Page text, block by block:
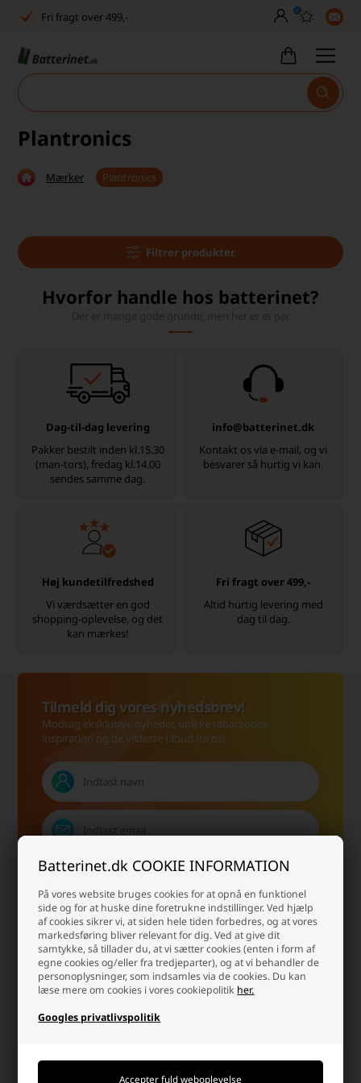
Batterinet.dk COOKIE INFORMATION
På vores website bruges cookies for at opnå en funktionel
side og for at huske dine foretrukne indstillinger. Ved hjælp
af cookies sikrer vi, at siden hele tiden forbedres, og at vores
markedsføring bliver relevant for dig. Ved at give dit
samtykke, så tillader du, at vi sætter cookies (enten i form af
egne cookies og/eller fra tredjeparter), og at vi behandler de
personoplysninger, som indsamles via de cookies. Du kan
læse mere om cookies i vores cookiepolitik her.
Googles privatlivspolitik
Fri fragt over 499,-
Dag-til-dag levering
0
Plantronics
Mærker Plantronics
Filtrer produkter
Hvorfor handle hos batterinet?
Dag-til-dag levering
Pakker bestilt inden kl.15.30
(man-tors), fredag kl.14.00
sendes samme dag.
info@batterinet.dk
Kontakt os via e-mail, og vi
besvarer så hurtig vi kan.
Høj kundetilfredshed
Vi værdsætter en god
shopping-oplevelse, og det
kan mærkes!
Fri fragt over 499,-
Altid hurtig levering med
dag til dag.
Tilmeld dig vores nyhedsbrev!
Modtag eksklusive nyheder, unikke rabatkoder,
inspiration og de vildeste tilbud fra os!
Ja tak, jeg ønsker at modtage nyhedsbreve og
skræddersyet markedsføring fra Batterinet.dk via e-mail.
Jeg kan til enhver tid afmelde mig igen.Læs mere i vores
samtykkeerklæring for elektronisk post
Batterinet.dk